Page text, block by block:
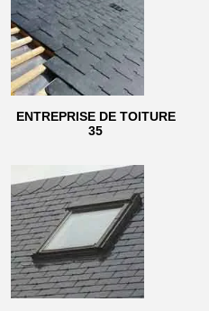
ENTREPRISE DE TOITURE
35